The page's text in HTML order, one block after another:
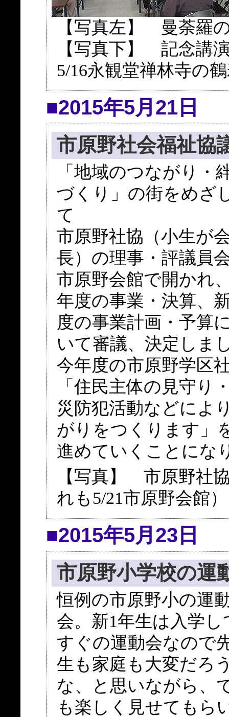
【写真左】 曼荼羅
【写真下】 記念講
5/16永観堂禅林寺の
■2015年5月21日
市原野社会福祉協
「地域のつながり・
づくり」の街をめざ
て
市原野社協（小生が
長）の理事・評議員
市原野会館で開かれ
年度の事業・決算、
度の事業計画・予算
いて審議、決定しま
今年度の市原野学区
「住民主体の見守り
災防犯活動などによ
がりをつくります」
進めていくことにな
【写真】 市原野社
れも5/21市原野会館）
■2015年5月23日
市原野小学校の運
恒例の市原野小の運
会。新1年生は入学し
すぐの運動会なので
生も家庭も大変だろ
な、と思いながら、
も楽しく見せてもら